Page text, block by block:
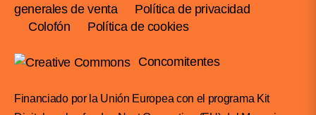
generales de venta
Política de privacidad
Colofón
Política de cookies
Concomitentes
Financiado por la Unión Europea con el programa Kit